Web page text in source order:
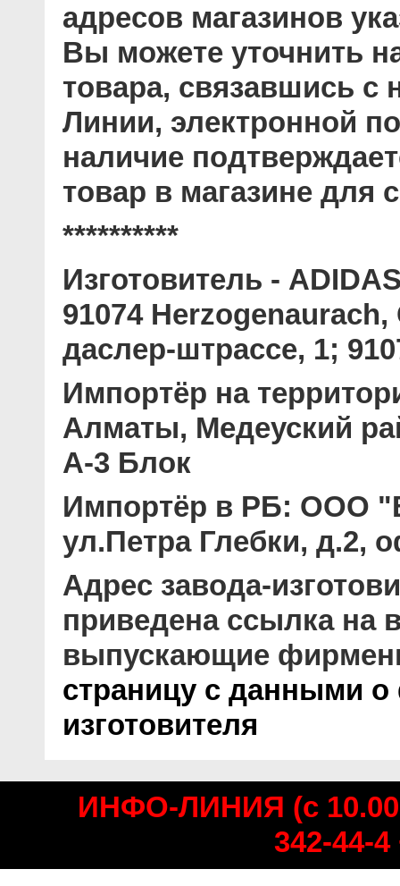
адресов магазинов
Вы можете уточнить
товара, связавшись
Линии, электронной
наличие
товар в магазине для
**********
Изготовитель -
91074
даслер-штрассе, 1;
Импортёр на
Алматы, Медеуский
А-3 Блок
Импортёр в РБ: ООО
ул.Петра Глебки, д.2,
Адрес завода-
приведена ссылка на
выпускающие
страницу с данными
изготовителя
ИНФО-ЛИНИЯ (с
342-44-4